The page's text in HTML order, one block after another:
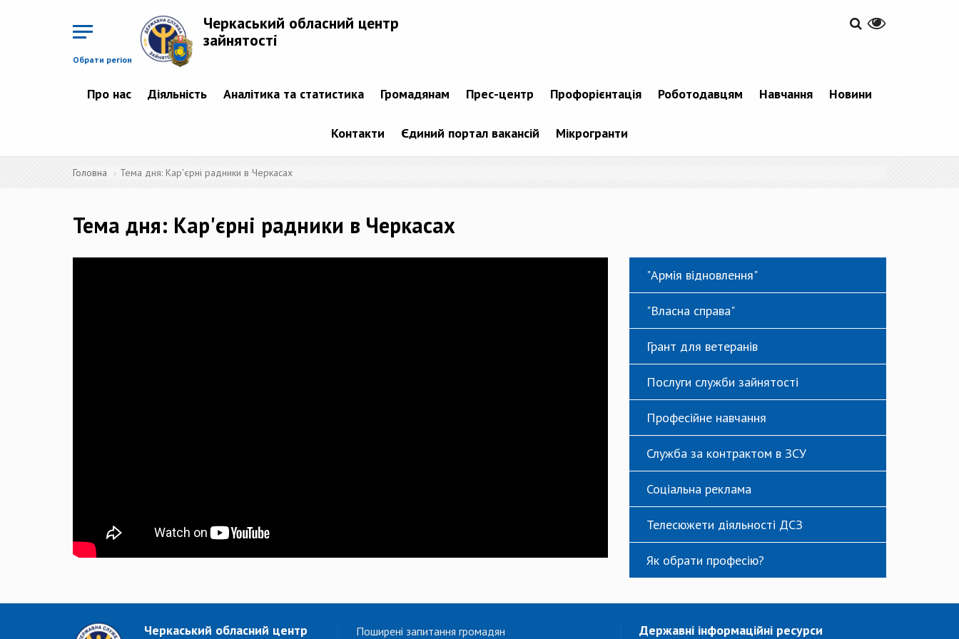
Обрати регіон
Черкаський обласний центр
зайнятості
Про нас Діяльність Аналітика та статистика Громадянам Прес-центр Профорієнтація Роботодавцям Навчання Новини
Контакти Єдиний портал вакансій Мікрогранти
Головна Тема дня: Кар'єрні радники в Черкасах
Тема дня: Кар'єрні радники в Черкасах
"Армія відновлення"
"Власна справа"
Грант для ветеранів
Послуги служби зайнятості
Професійне навчання
Служба за контрактом в ЗСУ
Соціальна реклама
Телесюжети діяльності ДСЗ
Як обрати професію?
Черкаський обласний центр Поширені запитання громадян Державні інформаційні ресурси